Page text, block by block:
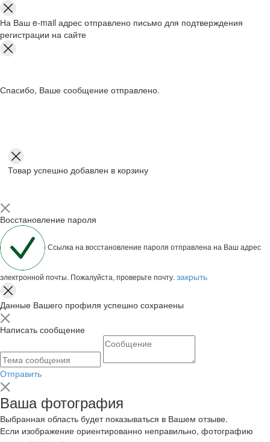
На Ваш e-mail адрес отправлено письмо для подтверждения
регистрации на сайте
Спасибо, Ваше сообщение отправлено.
Товар успешно добавлен в корзину
Восстановление пароля
Ссылка на восстановление пароля отправлена на Ваш адрес
электронной почты. Пожалуйста, проверьте почту. закрыть
Данные Вашего профиля успешно сохранены
Написать сообщение
Отправить
Ваша фотография
Выбранная область будет показываться в Вашем отзыве.
Если изображение ориентированно неправильно, фотографию